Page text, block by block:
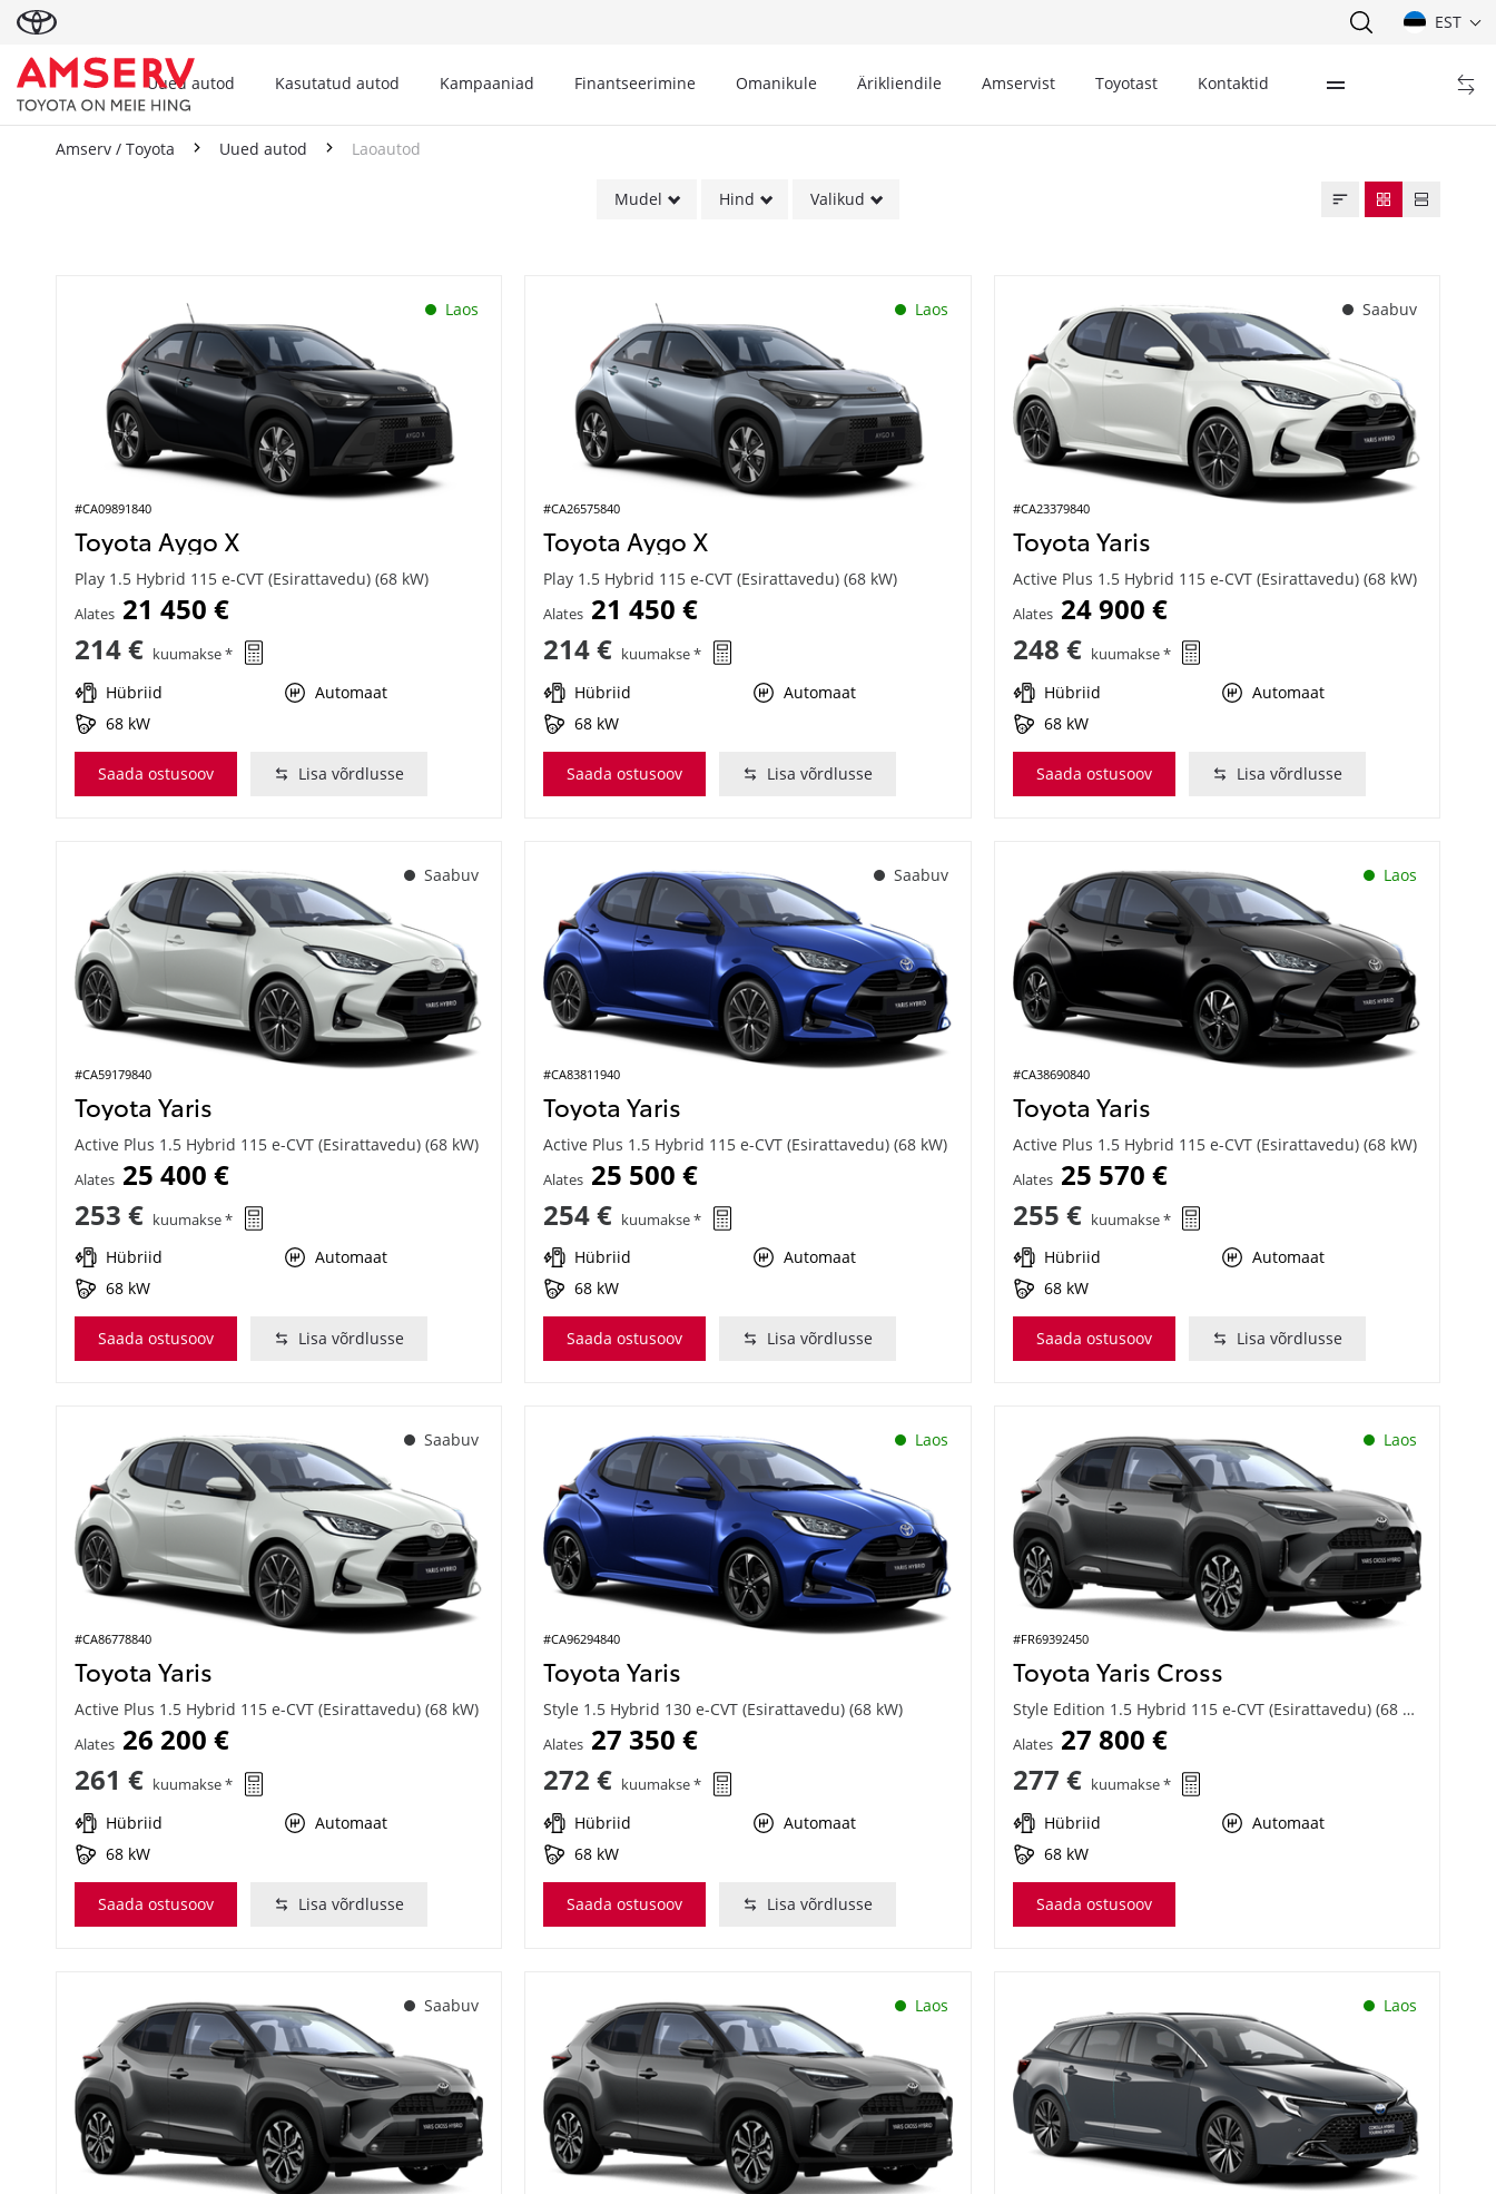
EST
Uued autod Kasutatud autod Kampaaniad Finantseerimine Omanikule Ärikliendile Amservist Toyotast Kontaktid
Amserv / Toyota Uued autod Laoautod
Mudel Hind Valikud
Laos
#CA09891840
Toyota Aygo X
Play 1.5 Hybrid 115 e-CVT (Esirattavedu) (68 kW)
Alates 21 450 €
214 € kuumakse *
Hübriid
Automaat
68 kW
Saada ostusoov Lisa võrdlusse
Laos
#CA26575840
Toyota Aygo X
Play 1.5 Hybrid 115 e-CVT (Esirattavedu) (68 kW)
Alates 21 450 €
214 € kuumakse *
Hübriid
Automaat
68 kW
Saada ostusoov Lisa võrdlusse
Saabuv
#CA23379840
Toyota Yaris
Active Plus 1.5 Hybrid 115 e-CVT (Esirattavedu) (68 kW)
Alates 24 900 €
248 € kuumakse *
Hübriid
Automaat
68 kW
Saada ostusoov Lisa võrdlusse
Saabuv
#CA59179840
Toyota Yaris
Active Plus 1.5 Hybrid 115 e-CVT (Esirattavedu) (68 kW)
Alates 25 400 €
253 € kuumakse *
Hübriid
Automaat
68 kW
Saada ostusoov Lisa võrdlusse
Saabuv
#CA83811940
Toyota Yaris
Active Plus 1.5 Hybrid 115 e-CVT (Esirattavedu) (68 kW)
Alates 25 500 €
254 € kuumakse *
Hübriid
Automaat
68 kW
Saada ostusoov Lisa võrdlusse
Laos
#CA38690840
Toyota Yaris
Active Plus 1.5 Hybrid 115 e-CVT (Esirattavedu) (68 kW)
Alates 25 570 €
255 € kuumakse *
Hübriid
Automaat
68 kW
Saada ostusoov Lisa võrdlusse
Saabuv
#CA86778840
Toyota Yaris
Active Plus 1.5 Hybrid 115 e-CVT (Esirattavedu) (68 kW)
Alates 26 200 €
261 € kuumakse *
Hübriid
Automaat
68 kW
Saada ostusoov Lisa võrdlusse
Laos
#CA96294840
Toyota Yaris
Style 1.5 Hybrid 130 e-CVT (Esirattavedu) (68 kW)
Alates 27 350 €
272 € kuumakse *
Hübriid
Automaat
68 kW
Saada ostusoov Lisa võrdlusse
Laos
#FR69392450
Toyota Yaris Cross
Style Edition 1.5 Hybrid 115 e-CVT (Esirattavedu) (68 kW)
Alates 27 800 €
277 € kuumakse *
Hübriid
Automaat
68 kW
Saada ostusoov
Saabuv Laos Laos